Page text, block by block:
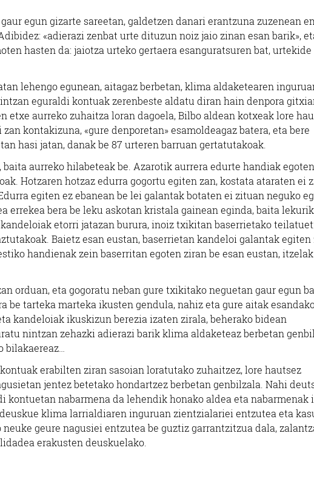
egun gizarte sareetan, galdetzen danari erantzuna zuzenean
«adierazi zenbat urte dituzun noiz jaio zinan esan barik»,
hasten da: jaiotza urteko gertaera esanguratsuren bat, urtekide
lehengo egunean, aitagaz berbetan, klima aldaketearen
eguraldi kontuak zerenbeste aldatu diran hain denpora
etxe aurreko zuhaitza loran dagoela, Bilbo aldean kotxeak lore
kontakizuna, «gure denporetan» esamoldeagaz batera, eta bere
hasi jatan, danak be 87 urteren barruan gertatutakoak.
aurreko hilabeteak be. Azarotik aurrera edurte handiak
Hotzaren hotzaz edurra gogortu egiten zan, kostata ataraten ei
egiten ez ebanean be lei galantak botaten ei zituan neguko
errekea bera be leku askotan kristala gainean eginda, baita lekurik
etorri jatazan burura, inoiz txikitan baserrietako
Baietz esan eustan, baserrietan kandeloi galantak egiten
handienak zein baserritan egoten ziran be esan eustan,
orduan, eta gogoratu neban gure txikitako neguetan gaur egun
be tarteka marteka ikusten gendula, nahiz eta gure aitak
kandeloiak ikuskizun berezia izaten zirala, beherako bidean
nintzan zehazki adierazi barik klima aldaketeaz berbetan
erabilten ziran sasoian loratutako zuhaitzez, lore hautsez
jentez betetako hondartzez berbetan genbilzala. Nahi
kontuetan nabarmena da lehendik honako aldea eta nabarmenak
klima larrialdiaren inguruan zientzialariei entzutea eta
geure nagusiei entzutea be guztiz garrantzitzua dala,
erakusten deuskuelako.